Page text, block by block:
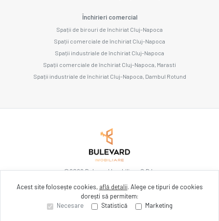
Închirieri comercial
Spații de birouri de închiriat Cluj-Napoca
Spații comerciale de închiriat Cluj-Napoca
Spații industriale de închiriat Cluj-Napoca
Spații comerciale de închiriat Cluj-Napoca, Marasti
Spații industriale de închiriat Cluj-Napoca, Dambul Rotund
©2026Bulevard Imobiliare S.R.L.
Site creat în
Acest site folosește cookies, află detalii. Alege ce tipuri de cookies
dorești să permitem:
Necesare
Statistică Marketing